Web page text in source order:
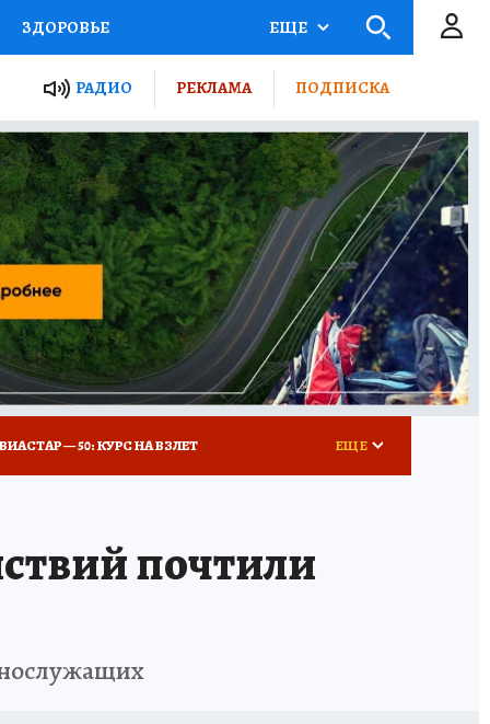
ЗДОРОВЬЕ
РОССИИ
ПУТЕВОДИТЕЛЬ
ТУРИЗМ
ПОТРЕБИТЕЛЯ ВСЕ О КП
ЕЩЕ
РАДИО РЕКЛАМА ПОДПИСКА
— 50: КУРС НА ВЗЛЕТ ЕЩЕ
почтили